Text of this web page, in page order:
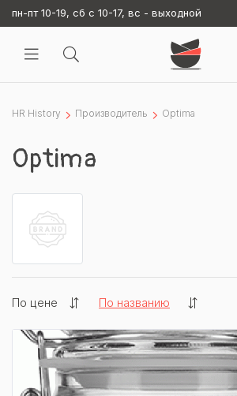
пн-пт 10-19, сб с 10-17, вс - выходной
HR History Производитель Optima
Optima